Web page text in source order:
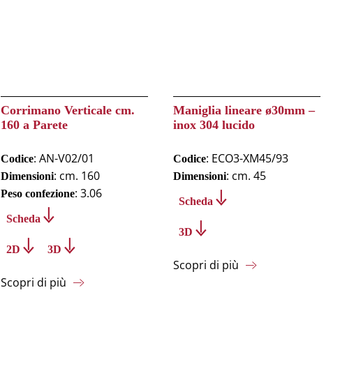
Corrimano Verticale cm.
160 a Parete
Codice: AN-V02/01
Dimensioni: cm. 160
Peso confezione: 3.06
Scheda
2D 3D
Scopri di più
Maniglia lineare ø30mm –
inox 304 lucido
Codice: ECO3-XM45/93
Dimensioni: cm. 45
Scheda
3D
Scopri di più